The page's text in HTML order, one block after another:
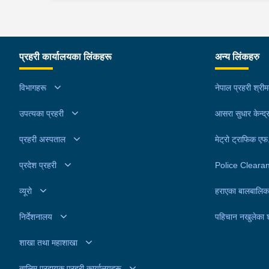
टेकुबाट खटिएको प्रहरीले उनलाई काठमाडौं
महानगरपालिका-३१ बाट पक्राउ गरेको हो । उनलाई
अनुसन्धान तथा कारबाहीको लागि वैदेशीक रोजगार विभाग
प्रहरी कार्यालयका लिंकहरू
विभागहरू
उपत्यका प्रहरी
प्रहरी अस्पताल
प्रदेश प्रहरी
व्यूरो
निर्देशनालय
शाखा तथा महाशाखा
अन्य लिंकहरु
नेपाल प्रहरी
आसरा सुधार केन्द्र
मेट्रो ट्राफिक
Police
हराएका
पहिचान नखुलेका